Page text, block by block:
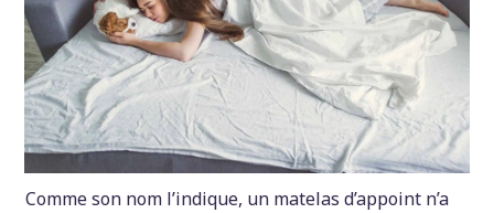
Comme son nom l’indique, un matelas d’appoint n’a